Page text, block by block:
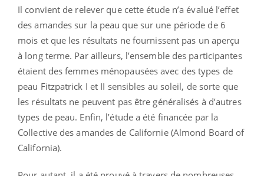
Il convient de relever que cette étude n’a évalué l’effet
des amandes sur la peau que sur une période de 6
mois et que les résultats ne fournissent pas un aperçu
à long terme. Par ailleurs, l’ensemble des participantes
étaient des femmes ménopausées avec des types de
peau Fitzpatrick I et II sensibles au soleil, de sorte que
les résultats ne peuvent pas être généralisés à d’autres
types de peau. Enfin, l’étude a été financée par la
Collective des amandes de Californie (Almond Board of
California).